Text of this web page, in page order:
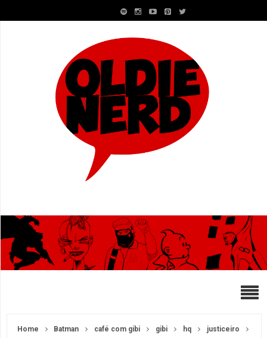
Home Batman café com gibi gibi hq
justiceiro